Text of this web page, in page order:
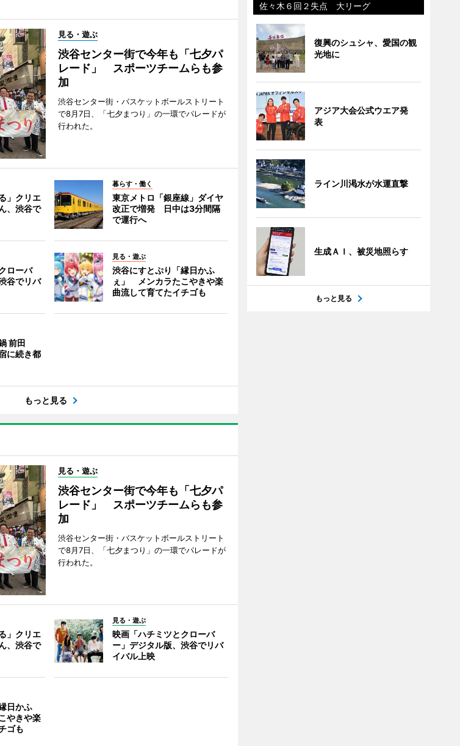
見る・遊ぶ
渋谷センター街で今年も「七夕パ
レード」 スポーツチームらも参
加
渋谷センター街・バスケットボールストリート
で8月7日、「七夕まつり」の一環でパレードが
行われた。
」クリエ
、渋谷で
暮らす・働く
東京メトロ「銀座線」ダイヤ
改正で増発 日中は3分間隔
で運行へ
ローバ
谷でリバ
見る・遊ぶ
渋谷にすとぷり「縁日かふ
ぇ」 メンカラたこやきや楽
曲流して育てたイチゴも
前田
に続き都
もっと見る
見る・遊ぶ
渋谷センター街で今年も「七夕パ
レード」 スポーツチームらも参
加
渋谷センター街・バスケットボールストリート
で8月7日、「七夕まつり」の一環でパレードが
行われた。
」クリエ
、渋谷で
見る・遊ぶ
映画「ハチミツとクローバ
ー」デジタル版、渋谷でリバ
イバル上映
日かふ
やきや楽
ゴも
佐々木６回２失点 大リーグ
復興のシュシャ、愛国の観
光地に
アジア大会公式ウエア発
表
ライン川渇水が水運直撃
生成ＡＩ、被災地照らす
もっと見る